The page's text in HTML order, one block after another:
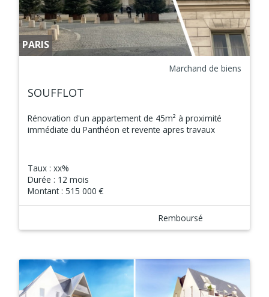
PARIS
Marchand de biens
SOUFFLOT
Rénovation d'un appartement de 45m² à proximité
immédiate du Panthéon et revente apres travaux
Taux : xx%
Durée : 12 mois
Montant : 515 000 €
Remboursé